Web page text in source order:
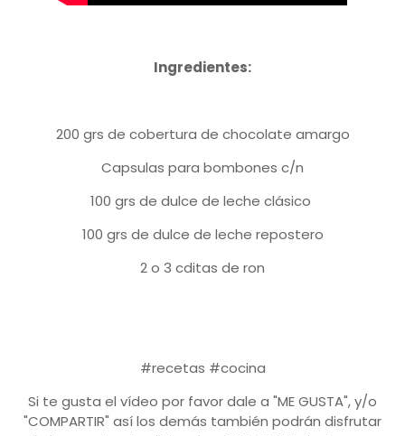
Ingredientes:
200 grs de cobertura de chocolate amargo
Capsulas para bombones c/n
100 grs de dulce de leche clásico
100 grs de dulce de leche repostero
2 o 3 cditas de ron
#recetas #cocina
Si te gusta el vídeo por favor dale a "ME GUSTA", y/o
"COMPARTIR" así los demás también podrán disfrutar